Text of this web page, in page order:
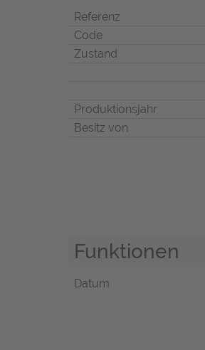
Referenz
Code
Zustand
Produktionsjahr
Besitz von
Funktionen
Datum